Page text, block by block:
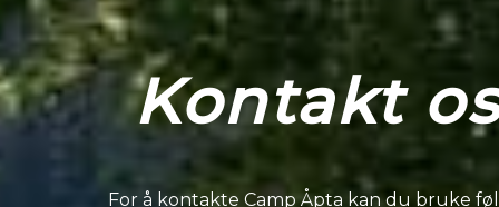
Kontakt
For å kontakte Camp Åpta kan du bruke